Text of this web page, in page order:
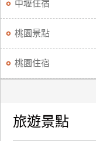
中壢住宿
桃園景點
桃園住宿
旅遊景點